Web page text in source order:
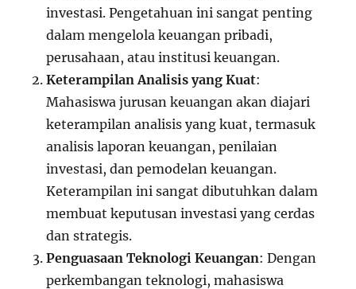
investasi. Pengetahuan ini sangat penting
dalam mengelola keuangan pribadi,
perusahaan, atau institusi keuangan.
Keterampilan Analisis yang Kuat:
Mahasiswa jurusan keuangan akan diajari
keterampilan analisis yang kuat, termasuk
analisis laporan keuangan, penilaian
investasi, dan pemodelan keuangan.
Keterampilan ini sangat dibutuhkan dalam
membuat keputusan investasi yang cerdas
dan strategis.
Penguasaan Teknologi Keuangan: Dengan
perkembangan teknologi, mahasiswa